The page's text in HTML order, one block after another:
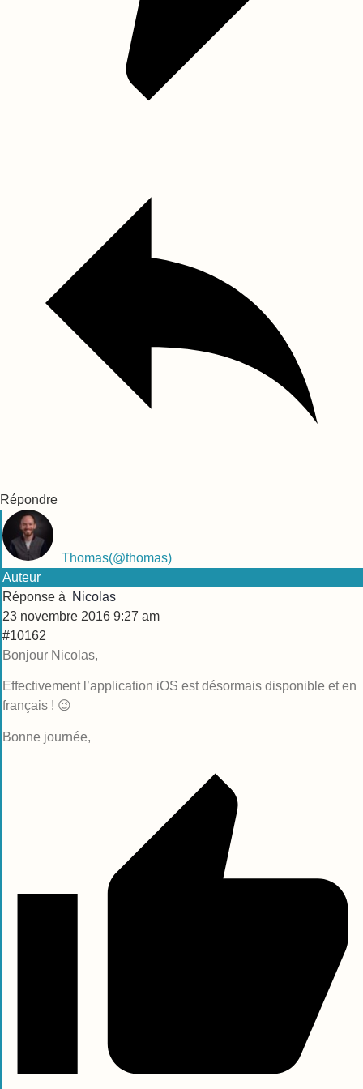
Répondre
Thomas(@thomas)
Auteur
Réponse à
Nicolas
23 novembre 2016 9:27 am
#10162
Bonjour Nicolas,
Effectivement l’application iOS est désormais disponible et en
français ! 😉
Bonne journée,